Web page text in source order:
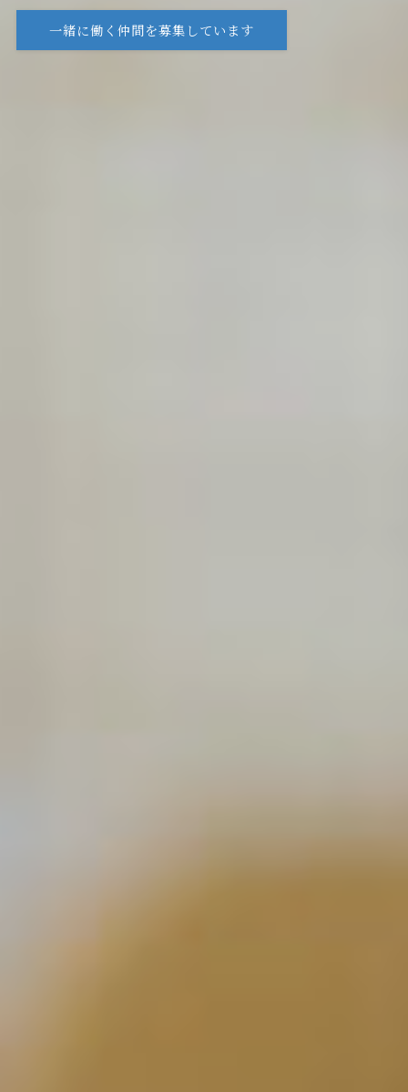
採用情報・エントリー
採用情報を見る
一緒に働く仲間を募集しています
エントリーはこちら
採用情報・エントリー
採用情報を見る